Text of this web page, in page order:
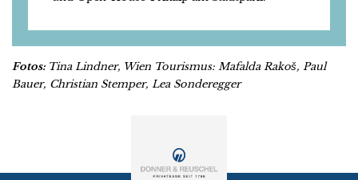
Fotos: Tina Lindner, Wien Tourismus: Mafalda Rakoš, Paul
Bauer, Christian Stemper, Lea Sonderegger